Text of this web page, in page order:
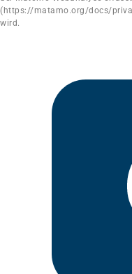
(https://matamo.org/docs/
wird.